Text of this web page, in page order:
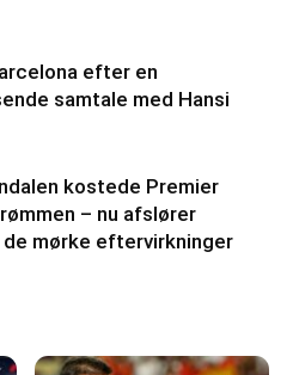
efter en
samtale med Hansi
kostede Premier
– nu afslører
mørke eftervirkninger